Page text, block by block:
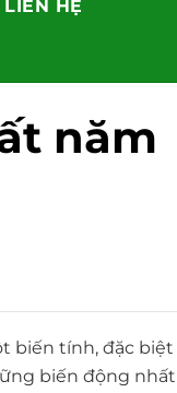
LIÊN HỆ
năm
biến tính, đặc biệt
biến động nhất